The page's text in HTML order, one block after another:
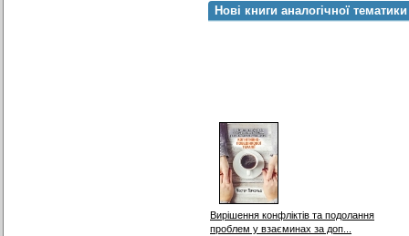
Нові книги аналогічної тематики
Вирішення конфліктів та подолання
проблем у взаєминах за доп...